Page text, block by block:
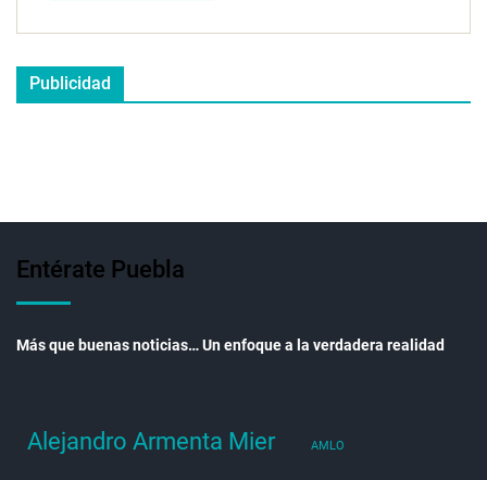
Publicidad
Entérate Puebla
Más que buenas noticias… Un enfoque a la verdadera realidad
Alejandro Armenta Mier AMLO